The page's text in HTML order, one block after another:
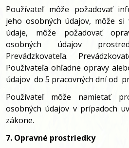
Používateľ môže požadovať
jeho osobných údajov, môže si
údaje, môže požadovať
osobných údajov
Prevádzkovateľa.
Používateľa ohľadne opravy
údajov do 5 pracovných dní od
Používateľ môže namietať
osobných údajov v prípadoch
zákone.
7. Opravné prostriedky